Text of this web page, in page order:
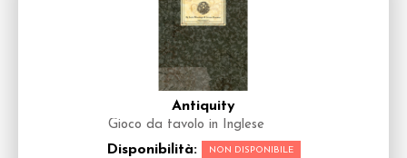
Antiquity
Gioco da tavolo in Inglese
Disponibilità: NON DISPONIBILE